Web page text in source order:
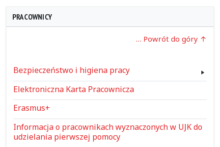
PRACOWNICY
… Powrót do góry
Bezpieczeństwo i higiena pracy
Elektroniczna Karta Pracownicza
Erasmus+
Informacja o pracownikach wyznaczonych w UJK do
udzielania pierwszej pomocy